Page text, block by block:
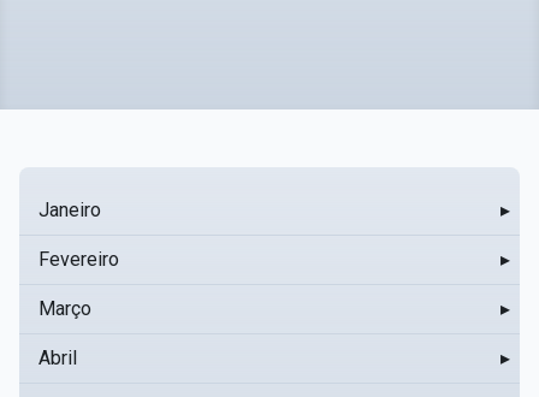
Janeiro ▸
Fevereiro ▸
Março ▸
Abril ▸